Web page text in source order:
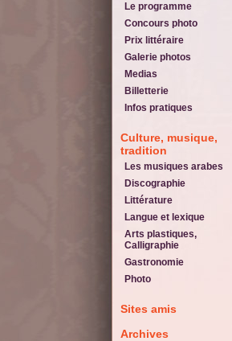
Le programme
Concours photo
Prix littéraire
Galerie photos
Medias
Billetterie
Infos pratiques
Culture, musique,
tradition
Les musiques arabes
Discographie
Littérature
Langue et lexique
Arts plastiques,
Calligraphie
Gastronomie
Photo
Sites amis
Archives